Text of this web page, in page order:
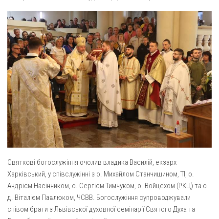
Покрови Пресвятої Богородиці (с. Вільча)
Преображенська парафія (м. Лозова)
Парафія Благовіщення Пресвятої Богородиці (смт
Золочів)
Парафія Різдва Пресвятої Богородиці м. Берестин
(Красноград)
Парохії Полтавської області
Пресвятої Трійці (м. Полтава)
Всіх Святих українського народу (м. Полтава)
Архистратига Михаїла (с. Пригарівка)
Благовіщення Пресвятої Богородиці (с. Шевченки)
Введення у храм Пресвятої Богородиці (с. Дашківка)
Надруковані числа
Молитви
Галерея
Рух pro-life
Святкові богослужіння очолив владика Василій, екзарх
Харківський, у співслужінні з о. Михайлом Станчишином, ТІ, о.
Андрієм Насінником, о. Сергієм Тимчуком, о. Войцехом (РКЦ) та о-
д. Віталієм Павлюком, ЧСВВ. Богослужіння супроводжували
співом брати з Львівської духовної семінарії Святого Духа та